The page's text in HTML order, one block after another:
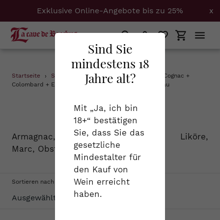
Sind Sie
mindestens 18
Jahre alt?
Mit „Ja, ich bin
18+“ bestätigen
Sie, dass Sie das
gesetzliche
Mindestalter für
den Kauf von
Wein erreicht
haben.
Direkt
zum
Exklusive Online-Angebote bis zu 25% x
Einloggen
Startseite › Spirituosen ›
Armagnac + Calvados + Cognac +
Colombard + Elsass + Provence + Savoyen + Trousseau
S
a
m
m
l
u
Spirituosen
Armagnac, Cognac, Calvados, Liköre,
Marc, Obstbrand...
Sortieren nach